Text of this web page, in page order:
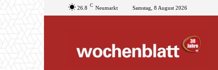
26.8 C Neumarkt Samstag, 8 August 2026